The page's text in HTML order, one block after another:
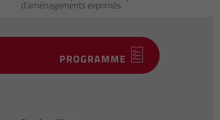
d’aménagements exprimés.
PROGRAMME